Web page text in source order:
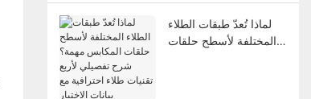
لماذا تُعدّ طبقات الطلاء
المختلفة لأسطح حلقات